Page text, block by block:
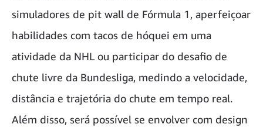
simuladores de pit wall de Fórmula 1, aperfeiçoar
habilidades com tacos de hóquei em uma
atividade da NHL ou participar do desafio de
chute livre da Bundesliga, medindo a velocidade,
distância e trajetória do chute em tempo real.
Além disso, será possível se envolver com design